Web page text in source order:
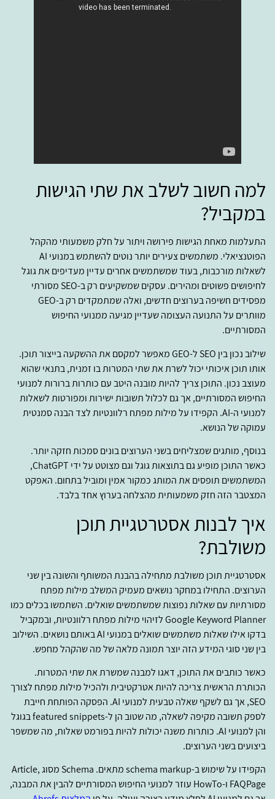
למה חשוב לשלב את שתי הגישות
במקביל?
התעלמות מאחת הגישות פירושה ויתור על חלק משמעותי מהקהל
הפוטנציאלי. משתמשים צעירים יותר נוטים להשתמש במנועי AI
לשאלות מורכבות, בעוד שמשתמשים אחרים עדיין מעדיפים את גוגל
לחיפושים פשוטים ומהירים. עסקים שמשקיעים רק ב-SEO מסורתי
מפסידים חשיפה בערוצים חדשים, ואלה שמתמקדים רק ב-GEO
מוותרים על התנועה העצומה שעדיין מגיעה ממנועי החיפוש
המסורתיים.
שילוב נכון בין SEO ל-GEO מאפשר למקסם את ההשקעה בייצור תוכן.
אותו תוכן איכותי יכול לשרת את שתי המטרות בו זמנית, בתנאי שהוא
מעוצב נכון. התוכן צריך להיות מובנה היטב עם כותרות ברורות למנועי
החיפוש המסורתיים, אך גם לכלול תשובות ישירות ומפורטות לשאלות
למנועי ה-AI. הקפידו על מילות מפתח רלוונטיות לצד הבנה סמנטית
עמוקה של הנושא.
בנוסף, מותגים שמצליחים בשני הערוצים בונים סמכות חזקה יותר.
כאשר התוכן מופיע גם בתוצאות גוגל וגם מצוטט על ידי ChatGPT,
המשתמשים תופסים את המותג כמקור אמין ומוביל בתחום. האפקט
המצטבר הזה חזק משמעותית מהצלחה בערוץ אחד בלבד.
איך לבנות אסטרטגיית תוכן
משולבת?
אסטרטגיית תוכן משולבת מתחילה בהבנת המשותף והשונה בין שני
הערוצים. התחילו במחקר נושאים מעמיק המשלב מילות מפתח
מסורתיות עם שאלות נפוצות שמשתמשים שואלים. השתמשו בכלים כמו
Google Keyword Planner לזיהוי מילות מפתח רלוונטיות, ובמקביל
בדקו אילו שאלות משתמשים שואלים במנועי AI באותם נושאים. השילוב
בין שני סוגי המידע הזה יוצר תמונה מלאה של מה שהקהל מחפש.
כאשר כותבים את התוכן, דאגו למבנה שמשרת את שתי המטרות.
הכותרת הראשית צריכה להיות אטרקטיבית ולהכיל מילות מפתח לצורך
SEO, אך גם לשקף שאלה טבעית למנועי AI. הפסקה הפותחת חייבת
לספק תשובה מקיפה לשאלה, מה שטוב הן ל-featured snippets בגוגל
והן למנועי AI. כותרות משנה יכולות להיות בפורמט שאלות, מה שמשפר
ביצועים בשני הערוצים.
הקפידו על שימוש ב-schema markup מתאים. Schema מסוג Article,
FAQPage ו-HowTo עוזר למנועי החיפוש המסורתיים להבין את המבנה,